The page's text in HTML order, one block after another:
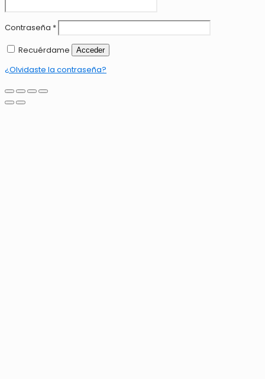
Contraseña *
Recuérdame
Acceder
¿Olvidaste la contraseña?